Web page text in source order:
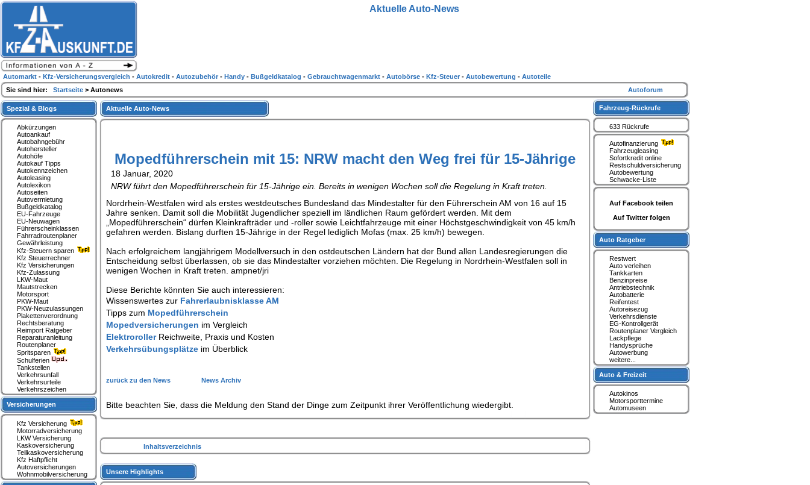
Aktuelle Auto-News
Mopedführerschein mit 15: NRW macht den Weg frei für 15-Jährige
18 Januar, 2020
NRW führt den Mopedführerschein für 15-Jährige ein. Bereits in wenigen Wochen soll die Regelung in Kraft treten.
Nordrhein-Westfalen wird als erstes westdeutsches Bundesland das Mindestalter für den Führerschein AM von 16 auf 15
Jahre senken. Damit soll die Mobilität Jugendlicher speziell im ländlichen Raum gefördert werden. Mit dem
„Mopedführerschein“ dürfen Kleinkrafträder und -roller sowie Leichtfahrzeuge mit einer Höchstgeschwindigkeit von 45 km/h
gefahren werden. Bislang durften 15-Jährige in der Regel lediglich Mofas (max. 25 km/h) bewegen.
Nach erfolgreichem langjährigem Modellversuch in den ostdeutschen Ländern hat der Bund allen Landesregierungen die
Entscheidung selbst überlassen, ob sie das Mindestalter vorziehen möchten. Die Regelung in Nordrhein-Westfalen soll in
wenigen Wochen in Kraft treten. ampnet/jri
Diese Berichte könnten Sie auch interessieren:
Wissenswertes zur Fahrerlaubnisklasse AM
Tipps zum Mopedführerschein
Mopedversicherungen im Vergleich
ElektrorollerReichweite, Praxis und Kosten
Verkehrsübungsplätze im Überblick
zurück zu den News News Archiv
Bitte beachten Sie, dass die Meldung den Stand der Dinge zum Zeitpunkt ihrer Veröffentlichung wiedergibt.
Inhaltsverzeichnis
Unsere Highlights
Spezial & Blogs
Abkürzungen
Autoankauf
Autobahngebühr
Autohersteller
Autohöfe
Autokauf Tipps
Autokennzeichen
Autoleasing
Autolexikon
Autoseiten
Autovermietung
Bußgeldkatalog
EU-Fahrzeuge
EU-Neuwagen
Führerscheinklassen
Fahrradroutenplaner
Gewährleistung
Kfz-Steuern sparen
Kfz Steuerrechner
Kfz Versicherungen
Kfz-Zulassung
LKW-Maut
Mautstrecken
Motorsport
PKW-Maut
PKW-Neuzulassungen
Plakettenverordnung
Rechtsberatung
Reimport Ratgeber
Reparaturanleitung
Routenplaner
Spritsparen
Schulferien
Tankstellen
Verkehrsunfall
Verkehrsurteile
Verkehrszeichen
Versicherungen
Kfz Versicherung
Motorradversicherung
LKW Versicherung
Kaskoversicherung
Teilkaskoversicherung
Kfz Haftpflicht
Autoversicherungen
Wohnmobilversicherung
Fahrzeug-Rückrufe
633 Rückrufe
Autofinanzierung
Fahrzeugleasing
Sofortkredit online
Restschuldversicherung
Autobewertung
Schwacke-Liste
Auf Facebook teilen
Auf Twitter folgen
Auto Ratgeber
Restwert
Auto verleihen
Tankkarten
Benzinpreise
Antriebstechnik
Autobatterie
Reifentest
Autoreisezug
Verkehrsdienste
EG-Kontrollgerät
Routenplaner Vergleich
Lackpflege
Handysprüche
Autowerbung
weitere...
Auto & Freizeit
Autokinos
Motorsporttermine
Automuseen
Aktuelle Auto-News
Automarkt - Kfz-Versicherungsvergleich - Autokredit - Autozubehör - Handy - Bußgeldkatalog - Gebrauchtwagenmarkt - Autobörse - Kfz-Steuer - Autobewertung - Autoteile
Sie sind hier: Startseite > Autonews Autoforum